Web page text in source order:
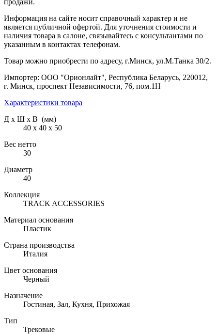
Информация на сайте носит справочный характер и не
является публичной офертой. Для уточнения стоимости и
наличия товара в салоне, связывайтесь с консультантами по
указанным в контактах телефонам.
Товар можно приобрести по адресу, г.Минск, ул.М.Танка 30/2.
Импортер: ООО "Орионлайт", Республика Беларусь, 220012,
г. Минск, проспект Независимости, 76, пом.1Н
Характеристики товара
Д х Ш х В (мм)
40 х 40 х 50
Вес нетто
30
Диаметр
40
Коллекция
TRACK ACCESSORIES
Материал основания
Пластик
Страна производства
Италия
Цвет основания
Черный
Назначение
Гостиная, Зал, Кухня, Прихожая
Тип
Трековые